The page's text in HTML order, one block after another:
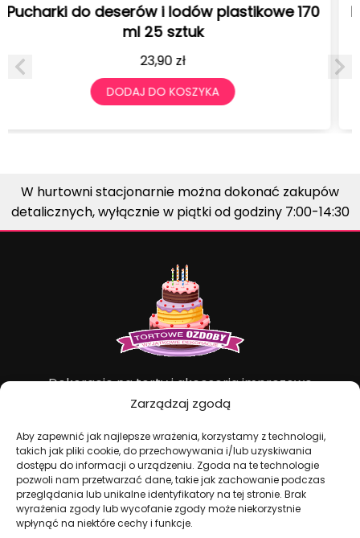
Zarządzaj zgodą
Aby zapewnić jak najlepsze wrażenia, korzystamy z technologii,
takich jak pliki cookie, do przechowywania i/lub uzyskiwania
dostępu do informacji o urządzeniu. Zgoda na te technologie
pozwoli nam przetwarzać dane, takie jak zachowanie podczas
przeglądania lub unikalne identyfikatory na tej stronie. Brak
wyrażenia zgody lub wycofanie zgody może niekorzystnie
wpłynąć na niektóre cechy i funkcje.
170
Pucharki do deserów i lodów plastikowe
ml 25 sztuk
DODAJ DO KOSZYKA
W hurtowni stacjonarnie można dokonać zakupów
detalicznych, wyłącznie w piątki od godziny 7:00-14:30
Dekoracje na torty i akcesoria imprezowe
KONTAKT I DANE FIRMOWE
+48 511 246 275
tortoweozdoby.sklep@gmail.com
ul. Modularna 12, 02-238 Warszawa
Giełda Spożywcza Okęcie Pawilon 403